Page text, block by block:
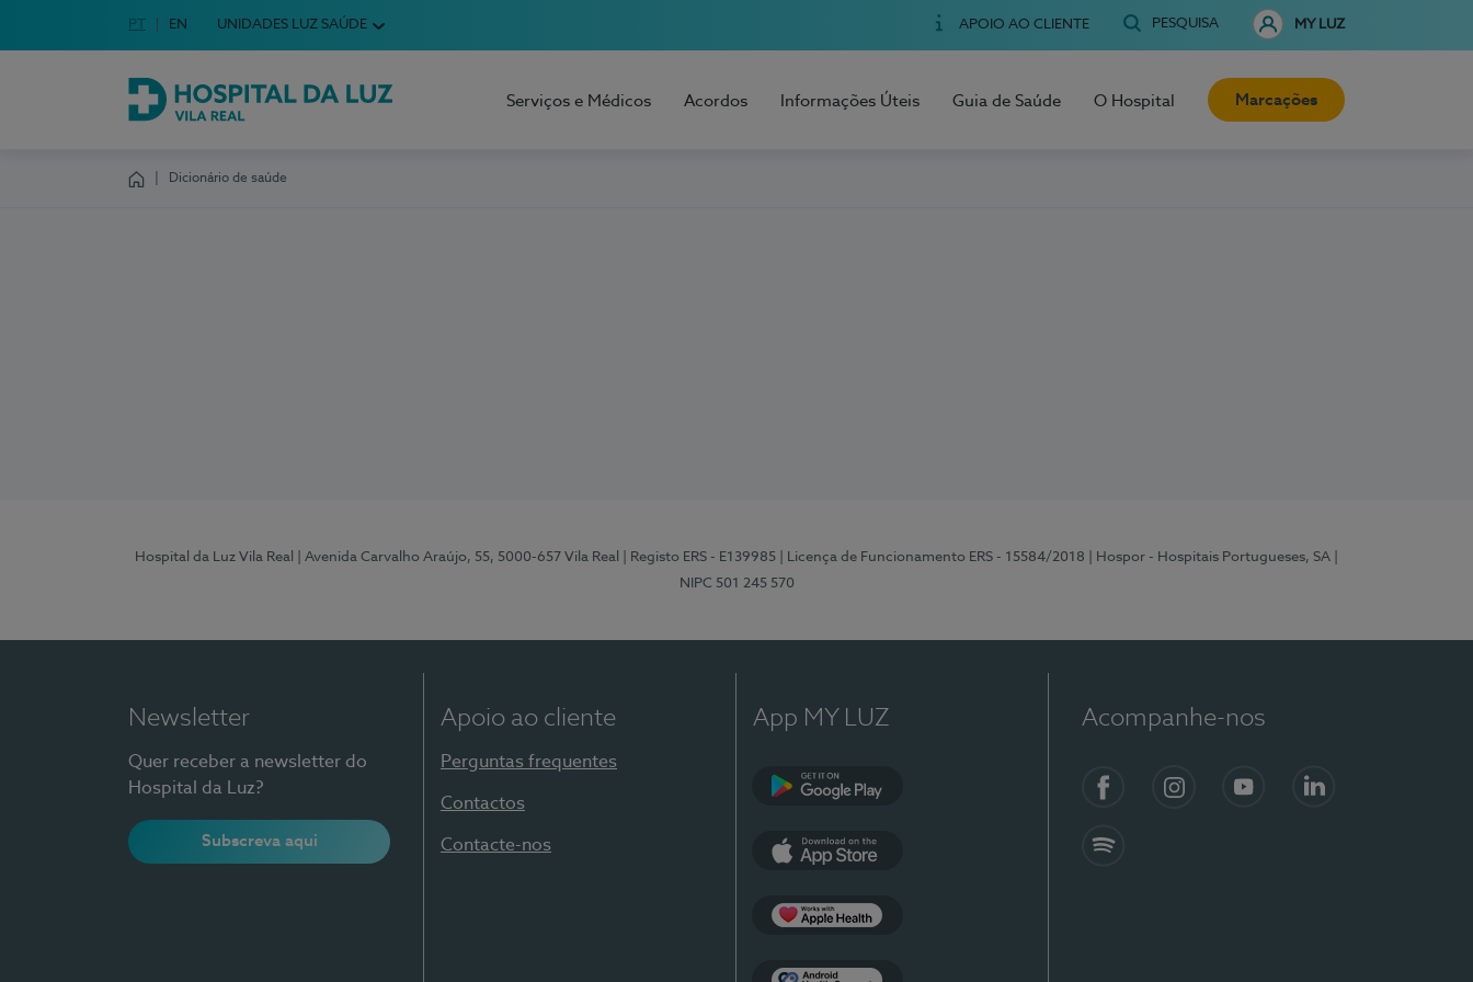
Escolha o seu idioma
Idioma em Português
PT English Language
EN UNIDADES LUZ SAÚDE APOIO AO CLIENTE PESQUISA MY LUZ
Hospital da Luz Vila Real
Serviços e Médicos Acordos Informações Úteis Guia de Saúde O Hospital Marcações
Dicionário de saúde
Hospital da Luz Vila Real | Avenida Carvalho Araújo, 55, 5000-657 Vila Real | Registo ERS - E139985 | Licença de Funcionamento ERS - 15584/2018 | Hospor - Hospitais Portugueses, SA
NIPC 501 245 570
Newsletter
Quer receber a newsletter do
Hospital da Luz?
Subscreva aqui
Apoio ao cliente
Perguntas frequentes
Contactos
Contacte-nos
App MY LUZ Acompanhe-nos